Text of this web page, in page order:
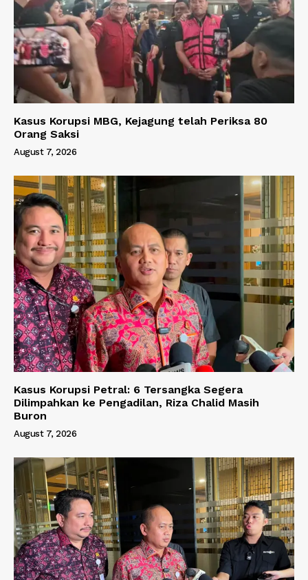
Kasus Korupsi MBG, Kejagung telah Periksa 80
Orang Saksi
August 7, 2026
Kasus Korupsi Petral: 6 Tersangka Segera
Dilimpahkan ke Pengadilan, Riza Chalid Masih
Buron
August 7, 2026